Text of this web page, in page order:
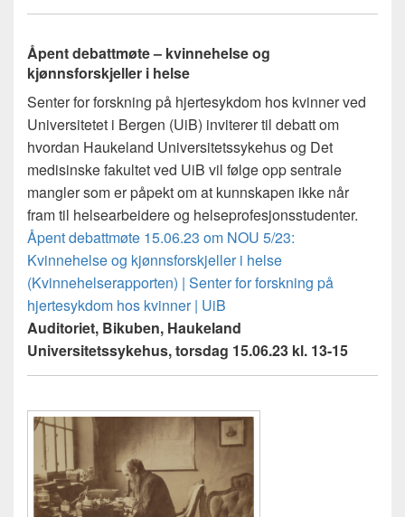
Åpent debattmøte – kvinnehelse og
kjønnsforskjeller i helse
Senter for forskning på hjertesykdom hos kvinner ved
Universitetet i Bergen (UiB) inviterer til debatt om
hvordan Haukeland Universitetssykehus og Det
medisinske fakultet ved UiB vil følge opp sentrale
mangler som er påpekt om at kunnskapen ikke når
fram til helsearbeidere og helseprofesjonsstudenter.
Åpent debattmøte 15.06.23 om NOU 5/23:
Kvinnehelse og kjønnsforskjeller i helse
(Kvinnehelserapporten) | Senter for forskning på
hjertesykdom hos kvinner | UiB
Auditoriet, Bikuben, Haukeland
Universitetssykehus, torsdag 15.06.23 kl. 13-15